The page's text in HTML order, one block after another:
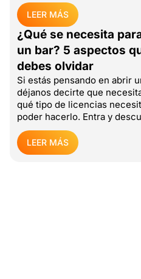
LEER MÁS
¿Qué se necesita
un bar? 5 aspectos
debes olvidar
Si estás pensando en abrir
déjanos decirte que
qué tipo de licencias
poder hacerlo. Entra y
LEER MÁS